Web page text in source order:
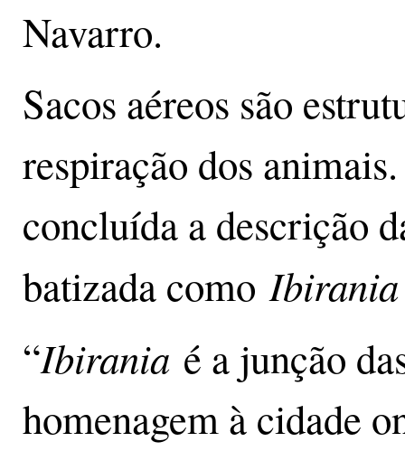
Navarro.
Sacos aéreos são
respiração dos
concluída a descrição
batizada como
“Ibirania é a junção
homenagem à cidade